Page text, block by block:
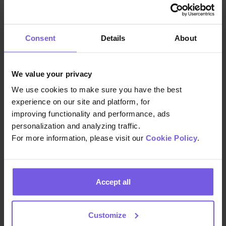
Consent Details About
We value your privacy
We use cookies to make sure you have the best
experience on our site and platform, for
improving functionality and performance, ads
personalization and analyzing traffic.
For more information, please visit our Cookie Policy.
Accept all
Customize
Communication efficace et
personnalisée sur tous les canaux
Le hub de communication de Duve
centralise toutes les communications
avec les clients, aidant l’équipe de HHG
à gérer les interactions sur WhatsApp,
Booking.com, Airbnb, les SMS et les
messages programmés de Duve pour
communiquer facilement des
informations clés à différents
moments du parcours de l’hôte. Par